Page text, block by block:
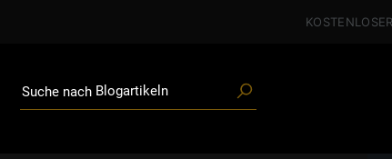
Suche nach Marken
Gleitgel